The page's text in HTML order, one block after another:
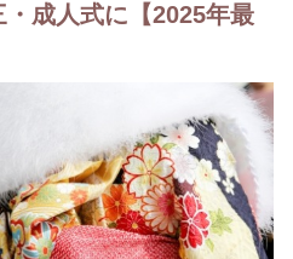
成人式に【2025年最